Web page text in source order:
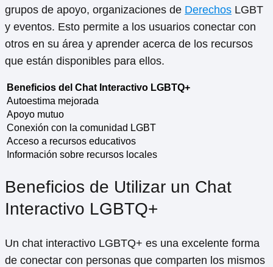
grupos de apoyo, organizaciones de Derechos LGBT
y eventos. Esto permite a los usuarios conectar con
otros en su área y aprender acerca de los recursos
que están disponibles para ellos.
Beneficios del Chat Interactivo LGBTQ+
Autoestima mejorada
Apoyo mutuo
Conexión con la comunidad LGBT
Acceso a recursos educativos
Información sobre recursos locales
Beneficios de Utilizar un Chat
Interactivo LGBTQ+
Un chat interactivo LGBTQ+ es una excelente forma
de conectar con personas que comparten los mismos